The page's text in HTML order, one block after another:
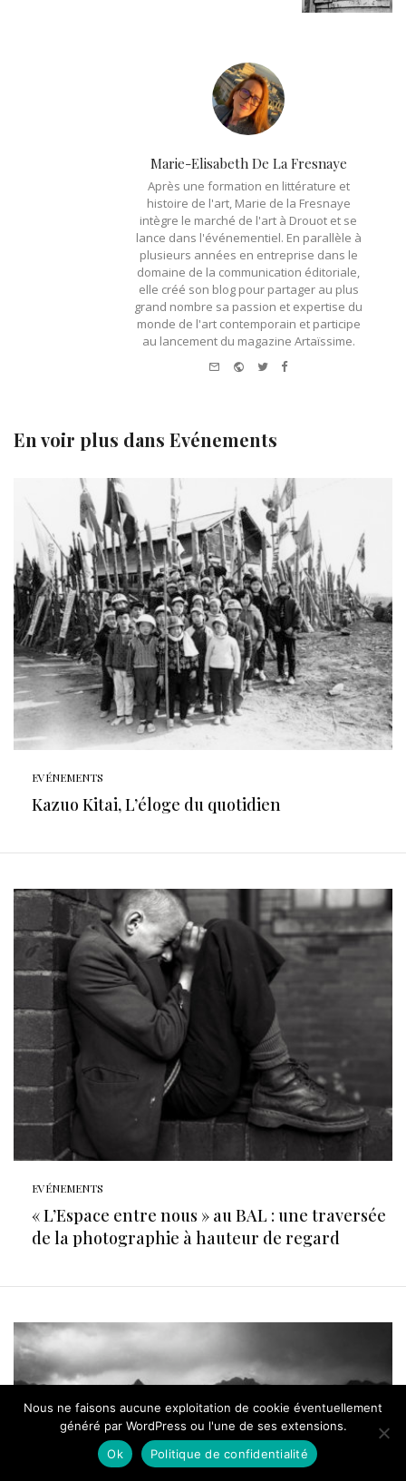
Marie-Elisabeth De La Fresnaye
Après une formation en littérature et
histoire de l'art, Marie de la Fresnaye
intègre le marché de l'art à Drouot et se
lance dans l'événementiel. En parallèle à
plusieurs années en entreprise dans le
domaine de la communication éditoriale,
elle créé son blog pour partager au plus
grand nombre sa passion et expertise du
monde de l'art contemporain et participe
au lancement du magazine Artaïssime.
e-mail Website
TwitterFacebook
En voir plus dans Evénements
EVÉNEMENTS
Kazuo Kitai, L’éloge du quotidien
EVÉNEMENTS
« L’Espace entre nous » au BAL : une traversée
de la photographie à hauteur de regard
Nous ne faisons aucune exploitation de cookie éventuellement
généré par WordPress ou l'une de ses extensions.
Ok
Politique de confidentialité